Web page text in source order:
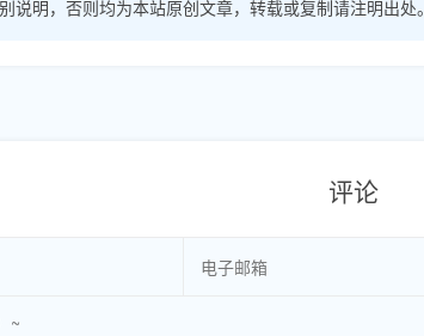
说明，否则均为本站原创文章，转载或复制请注明出处。
评论